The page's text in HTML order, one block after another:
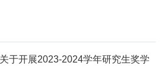
于开展2023-2024学年研究生奖学